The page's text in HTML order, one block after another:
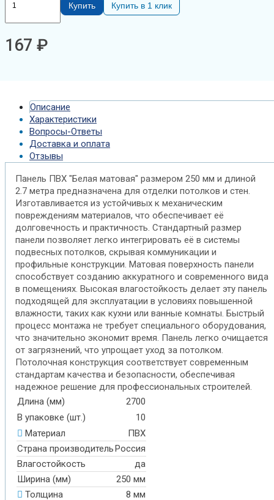
Купить Купить в 1 клик
167 ₽
Описание
Характеристики
Вопросы-Ответы
Доставка и оплата
Отзывы
Панель ПВХ "Белая матовая" размером 250 мм и длиной
2.7 метра предназначена для отделки потолков и стен.
Изготавливается из устойчивых к механическим
повреждениям материалов, что обеспечивает её
долговечность и практичность. Стандартный размер
панели позволяет легко интегрировать её в системы
подвесных потолков, скрывая коммуникации и
профильные конструкции. Матовая поверхность панели
способствует созданию аккуратного и современного вида
в помещениях. Высокая влагостойкость делает эту панель
подходящей для эксплуатации в условиях повышенной
влажности, таких как кухни или ванные комнаты. Быстрый
процесс монтажа не требует специального оборудования,
что значительно экономит время. Панель легко очищается
от загрязнений, что упрощает уход за потолком.
Потолочная конструкция соответствует современным
стандартам качества и безопасности, обеспечивая
надежное решение для профессиональных строителей.
Длина (мм)
2700
В упаковке (шт.)
10
Материал
ПВХ
Страна производительРоссия
Влагостойкость
да
Ширина (мм)
250 мм
Толщина
8 мм